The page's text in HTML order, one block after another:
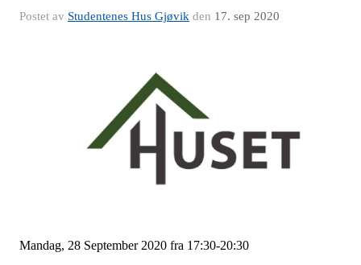
Postet av Studentenes Hus Gjøvik den 17. sep 2020
Mandag, 28 September 2020 fra 17:30-20:30